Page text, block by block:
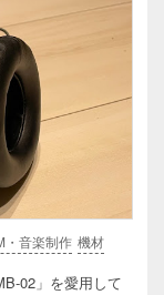
・音楽制作 機材
02」を愛用して